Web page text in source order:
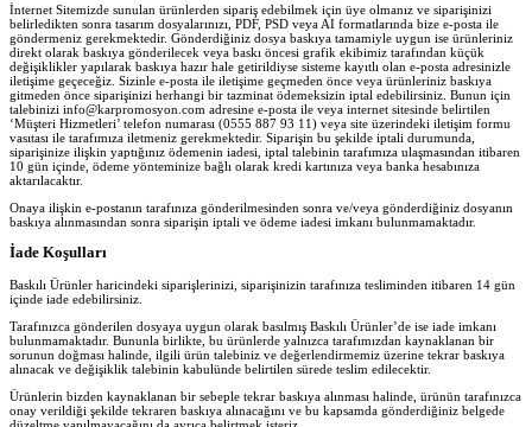
İnternet Sitemizde sunulan ürünlerden sipariş edebilmek için üye olmanız ve siparişinizi
belirledikten sonra tasarım dosyalarınızı, PDF, PSD veya AI formatlarında bize e-posta ile
göndermeniz gerekmektedir. Gönderdiğiniz dosya baskıya tamamiyle uygun ise ürünleriniz
direkt olarak baskıya gönderilecek veya baskı öncesi grafik ekibimiz tarafından küçük
değişiklikler yapılarak baskıya hazır hale getirildiyse sisteme kayıtlı olan e-posta adresinizle
iletişime geçeceğiz. Sizinle e-posta ile iletişime geçmeden önce veya ürünleriniz baskıya
gitmeden önce siparişinizi herhangi bir tazminat ödemeksizin iptal edebilirsiniz. Bunun için
talebinizi info@karpromosyon.com adresine e-posta ile veya internet sitesinde belirtilen
‘Müşteri Hizmetleri’ telefon numarası (0555 887 93 11) veya site üzerindeki iletişim formu
vasıtası ile tarafımıza iletmeniz gerekmektedir. Siparişin bu şekilde iptali durumunda,
siparişinize ilişkin yaptığınız ödemenin iadesi, iptal talebinin tarafımıza ulaşmasından itibaren
10 gün içinde, ödeme yönteminize bağlı olarak kredi kartınıza veya banka hesabınıza
aktarılacaktır.
Onaya ilişkin e-postanın tarafınıza gönderilmesinden sonra ve/veya gönderdiğiniz dosyanın
baskıya alınmasından sonra siparişin iptali ve ödeme iadesi imkanı bulunmamaktadır.
İade Koşulları
Baskılı Ürünler haricindeki siparişlerinizi, siparişinizin tarafınıza tesliminden itibaren 14 gün
içinde iade edebilirsiniz.
Tarafınızca gönderilen dosyaya uygun olarak basılmış Baskılı Ürünler’de ise iade imkanı
bulunmamaktadır. Bununla birlikte, bu ürünlerde yalnızca tarafımızdan kaynaklanan bir
sorunun doğması halinde, ilgili ürün talebiniz ve değerlendirmemiz üzerine tekrar baskıya
alınacak ve değişiklik talebinin kabulünde belirtilen sürede teslim edilecektir.
Ürünlerin bizden kaynaklanan bir sebeple tekrar baskıya alınması halinde, ürünün tarafınızca
onay verildiği şekilde tekraren baskıya alınacağını ve bu kapsamda gönderdiğiniz belgede
düzeltme yapılmayacağını da ayrıca belirtmek isteriz.